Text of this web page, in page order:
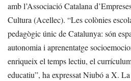
amb l’Associació Catalana
Cultura (Acellec). “Les colònies
pedagògic únic de Catalunya: són
autonomia i aprenentatge
enriqueix el temps lectiu, el
educatiu”, ha expressat Niubó a X.